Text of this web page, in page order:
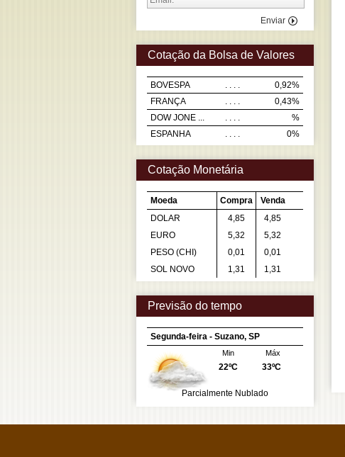
Enviar
Cotação da Bolsa de Valores
BOVESPA 0,92%
. . . .
FRANÇA
0,43%
. . . .
DOW JONE ...
%
. . . .
ESPANHA
0%
. . . .
Cotação Monetária
Moeda Compra
Venda
DOLAR
4,85
4,85
EURO
5,32
5,32
PESO (CHI)
0,01
0,01
SOL NOVO
1,31 1,31
Previsão do tempo
Segunda-feira - Suzano, SP
Máx
33ºC
Min
22ºC
Parcialmente Nublado